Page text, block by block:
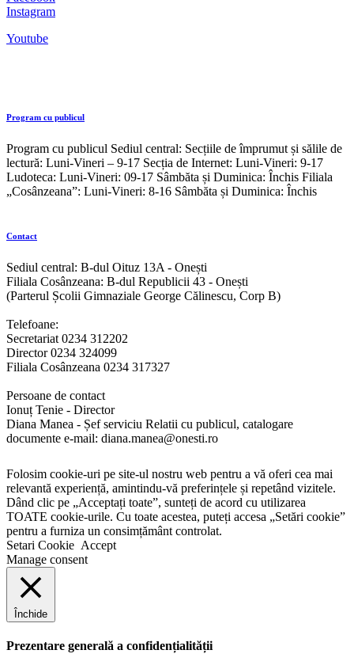
Instagram
Youtube
Program cu publicul
Program cu publicul Sediul central: Secțiile de împrumut și sălile de
lectură: Luni-Vineri – 9-17 Secția de Internet: Luni-Vineri: 9-17
Ludoteca: Luni-Vineri: 09-17 Sâmbăta și Duminica: Închis Filiala
„Cosânzeana”: Luni-Vineri: 8-16 Sâmbăta și Duminica: Închis
Contact
Sediul central: B-dul Oituz 13A - Onești
Filiala Cosânzeana: B-dul Republicii 43 - Onești
(Parterul Școlii Gimnaziale George Călinescu, Corp B)
Telefoane:
Secretariat 0234 312202
Director 0234 324099
Filiala Cosânzeana 0234 317327
Persoane de contact
Ionuț Tenie - Director
Diana Manea - Șef serviciu Relatii cu publicul, catalogare
documente e-mail: diana.manea@onesti.ro
Folosim cookie-uri pe site-ul nostru web pentru a vă oferi cea mai
relevantă experiență, amintindu-vă preferințele și repetând vizitele.
Dând clic pe „Acceptați toate”, sunteți de acord cu utilizarea
TOATE cookie-urile. Cu toate acestea, puteți accesa „Setări cookie”
pentru a furniza un consimțământ controlat.
Setari Cookie Accept
Manage consent
Închide
Prezentare generală a confidențialității